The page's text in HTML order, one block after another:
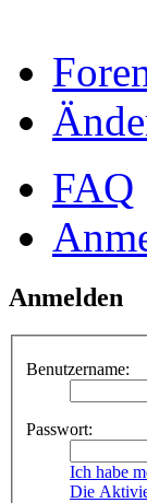
FAQ
Anmelden
Benutzername:
Passwort:
Ich habe
Die